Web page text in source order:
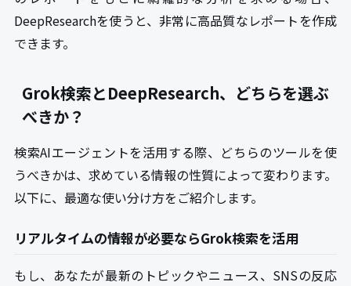
DeepResearchを使うと、非常に高品質なレポートを作成
できます。
Grok検索とDeepResearch、どちらを選ぶ
べきか？
検索AIエージェントを活用する際、どちらのツールを使
うべきかは、求めている情報の性質によって変わります。
以下に、最適な使い分け方をご紹介します。
リアルタイムの情報が必要ならGrok検索を活用
もし、あなたが最新のトピックやニュース、SNSの反応